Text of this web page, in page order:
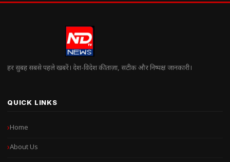
हर सुबह सबसे पहले खबरें। देश-विदेश की ताज़ा, सटीक और निष्पक्ष जानकारी।
QUICK LINKS
Home
About Us